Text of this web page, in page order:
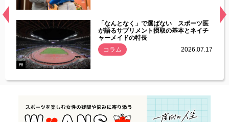
常
PR
「なんとなく」で選ばない スポーツ医
が語るサプリメント摂取の基本とネイチ
ャーメイドの特長
コラム
2026.07.17